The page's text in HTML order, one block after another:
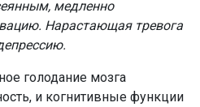
медленно
Нарастающая тревога
голодание мозга
и когнитивные функции